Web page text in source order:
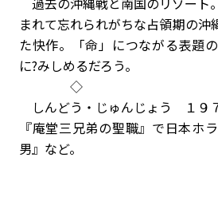
まれて忘れられがちな占領期の沖
た快作。「命」につながる表題
に?みしめるだろう。
◇
しんどう・じゅんじょう １９
『庵堂三兄弟の聖職』で日本ホ
男』など。